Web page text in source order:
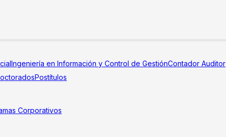
Ingeniería en Información y Control de GestiónContador Auditor
Postítulos
Corporativos